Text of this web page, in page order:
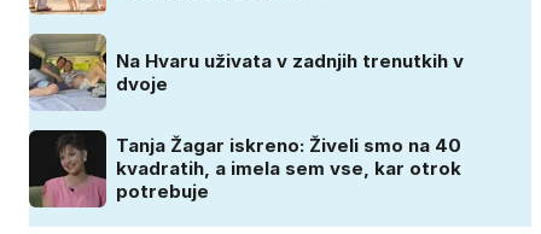
Na Hvaru uživata v zadnjih trenutkih v
dvoje
Tanja Žagar iskreno: Živeli smo na 40
kvadratih, a imela sem vse, kar otrok
potrebuje